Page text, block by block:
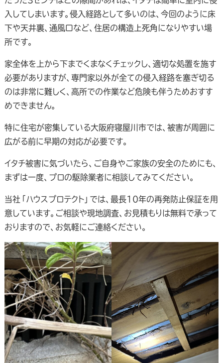
入してしまいます。侵入経路として多いのは、今回のように床
下や天井裏、通風口など、住居の構造上死角になりやすい場
所です。
家全体を上から下までくまなくチェックし、適切な処置を施す
必要がありますが、専門家以外が全ての侵入経路を塞ぎ切る
のは非常に難しく、高所での作業など危険も伴うためおすす
めできません。
特に住宅が密集している大阪府寝屋川市では、被害が周囲に
広がる前に早期の対応が必要です。
イタチ被害に気づいたら、ご自身やご家族の安全のためにも、
まずは一度、プロの駆除業者に相談してみてください。
当社「ハウスプロテクト」では、最長10年の再発防止保証を用
意しています。ご相談や現地調査、お見積もりは無料で承って
おりますので、お気軽にご連絡ください。